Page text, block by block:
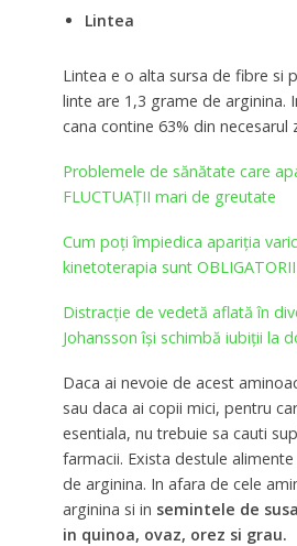
Lintea
Lintea e o alta sursa de fibre si
linte are 1,3 grame de arginina.
cana contine 63% din necesarul
Problemele de sănătate care
FLUCTUAȚII mari de greutate
Cum poţi împiedica apariţia
kinetoterapia sunt OBLIGATORII
Distracție de vedetă aflată în
Johansson își schimbă iubiții la
Daca ai nevoie de acest
sau daca ai copii mici, pentru
esentiala, nu trebuie sa cauti
farmacii. Exista destule
de arginina. In afara de cele
arginina si in semintele de
in quinoa, ovaz, orez si grau.